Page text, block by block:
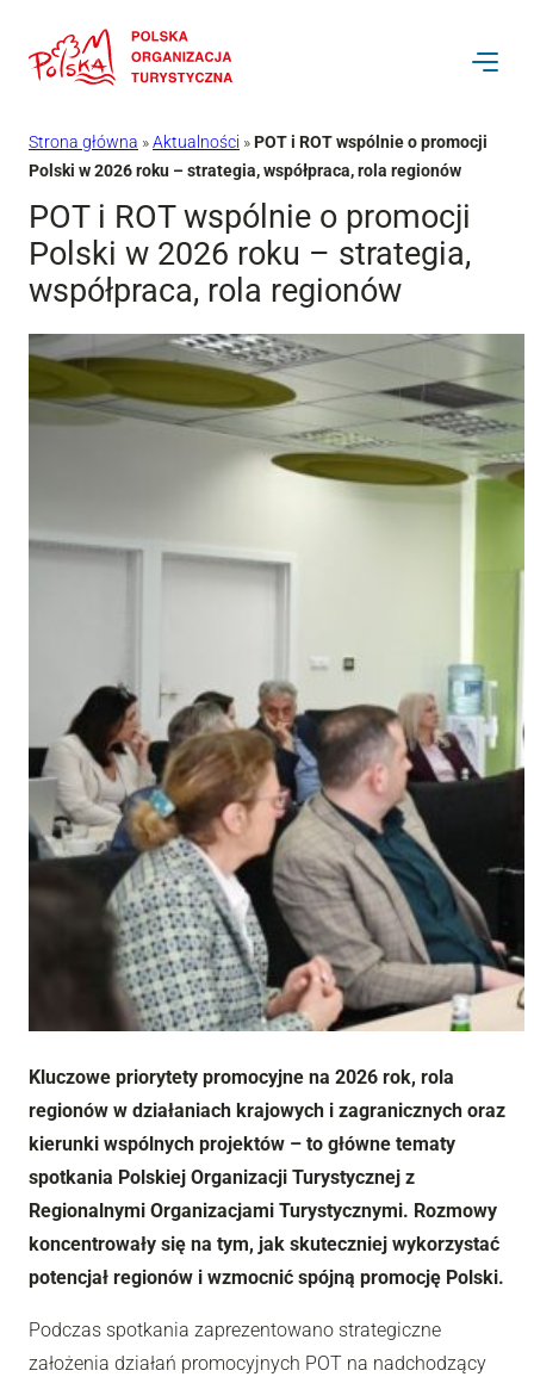
do
Strona główna »Aktualności »POT i ROT wspólnie o promocji
Polski w 2026 roku – strategia, współpraca, rola regionów
POT i ROT wspólnie o promocji
Polski w 2026 roku – strategia,
współpraca, rola regionów
Kluczowe priorytety promocyjne na 2026 rok, rola
regionów w działaniach krajowych i zagranicznych oraz
kierunki wspólnych projektów – to główne tematy
spotkania Polskiej Organizacji Turystycznej z
Regionalnymi Organizacjami Turystycznymi. Rozmowy
koncentrowały się na tym, jak skuteczniej wykorzystać
potencjał regionów i wzmocnić spójną promocję Polski.
Podczas spotkania zaprezentowano strategiczne
założenia działań promocyjnych POT na nadchodzący